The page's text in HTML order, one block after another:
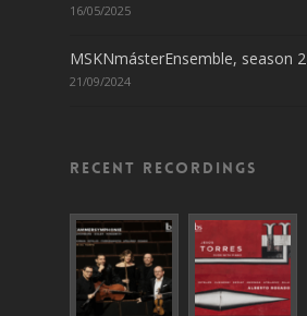
16/05/2025
MSKNmásterEnsemble, season
21/09/2024
Recent recordings